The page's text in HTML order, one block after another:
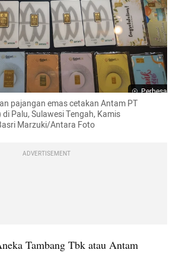
Perbesar
pajangan emas cetakan Antam PT
Palu, Sulawesi Tengah, Kamis
Marzuki/Antara Foto
ADVERTISEMENT
Tambang Tbk atau Antam